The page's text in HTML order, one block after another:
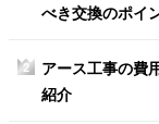
べき交換のポイ
2
アース工事の費
紹介